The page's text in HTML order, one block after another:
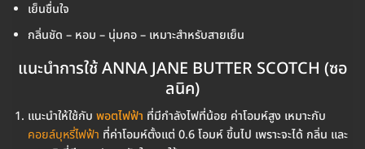
เย็นชื่นใจ
กลิ่นชัด – หอม – นุ่มคอ – เหมาะสำหรับสายเย็น
แนะนำการใช้ ANNA JANE BUTTER SCOTCH (ซอ
ลนิค)
แนะนำให้ใช้กับ พอตไฟฟ้า ที่มีกำลังไฟที่น้อย ค่าโอมห์สูง เหมาะกับ
คอยล์บุหรี่ไฟฟ้า ที่ค่าโอมห์ตั้งแต่ 0.6 โอมห์ ขึ้นไป เพราะจะได้ กลิ่น และ